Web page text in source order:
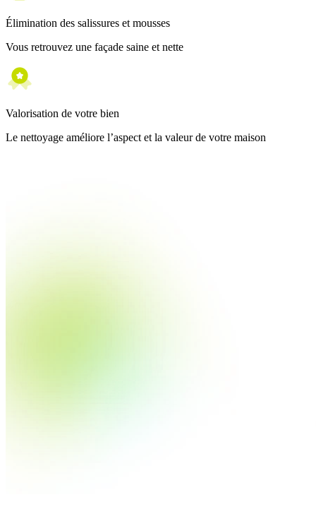
Élimination des salissures et mousses
Vous retrouvez une façade saine et nette
Valorisation de votre bien
Le nettoyage améliore l’aspect et la valeur de votre maison